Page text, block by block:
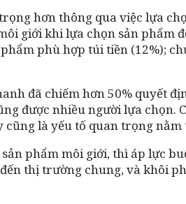
hơn thông qua việc lựa
giới khi lựa chọn sản phẩm
phù hợp túi tiền (12%);
đã chiếm hơn 50% quyết
được nhiều người lựa
là yếu tố quan trọng
phẩm môi giới, thì áp lực
thị trường chung, và khôi